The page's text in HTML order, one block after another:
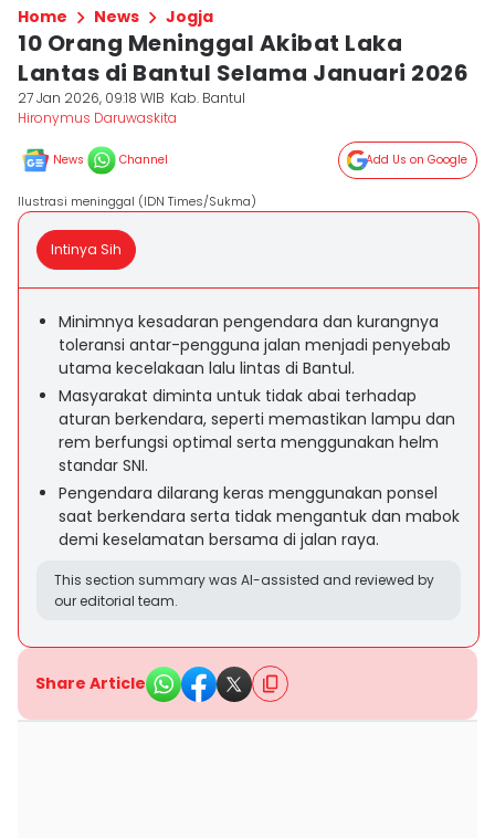
Home News Jogja
10 Orang Meninggal Akibat Laka
Lantas di Bantul Selama Januari 2026
27 Jan 2026, 09:18 WIB Kab. Bantul
Hironymus Daruwaskita
News Channel Add Us on Google
Ilustrasi meninggal (IDN Times/Sukma)
Intinya Sih
Minimnya kesadaran pengendara dan kurangnya
toleransi antar-pengguna jalan menjadi penyebab
utama kecelakaan lalu lintas di Bantul.
Masyarakat diminta untuk tidak abai terhadap
aturan berkendara, seperti memastikan lampu dan
rem berfungsi optimal serta menggunakan helm
standar SNI.
Pengendara dilarang keras menggunakan ponsel
saat berkendara serta tidak mengantuk dan mabok
demi keselamatan bersama di jalan raya.
This section summary was AI-assisted and reviewed by
our editorial team.
Share Article